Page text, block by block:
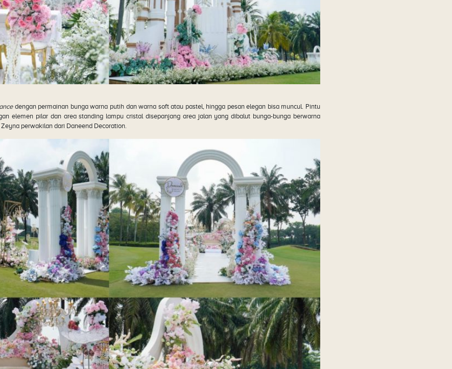
dengan permainan bunga warna putih dan warna soft atau pastel, hingga pesan elegan bisa muncul. Pintu
elemen pilar dan area standing lampu cristal disepanjang area jalan yang dibalut bunga-bunga berwarna
perwakilan dari Daneend Decoration.